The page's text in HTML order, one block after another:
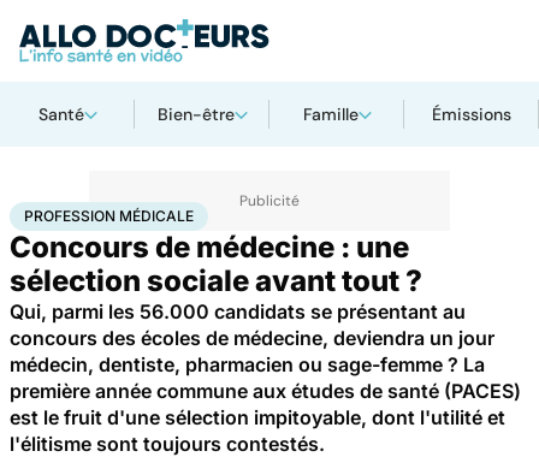
Santé Bien-être Famille Émissions
AccueilSantéProfession médicale
PROFESSION MÉDICALE
Concours de médecine : une
sélection sociale avant tout ?
Qui, parmi les 56.000 candidats se présentant au
concours des écoles de médecine, deviendra un jour
médecin, dentiste, pharmacien ou sage-femme ? La
première année commune aux études de santé (PACES)
est le fruit d'une sélection impitoyable, dont l'utilité et
l'élitisme sont toujours contestés.